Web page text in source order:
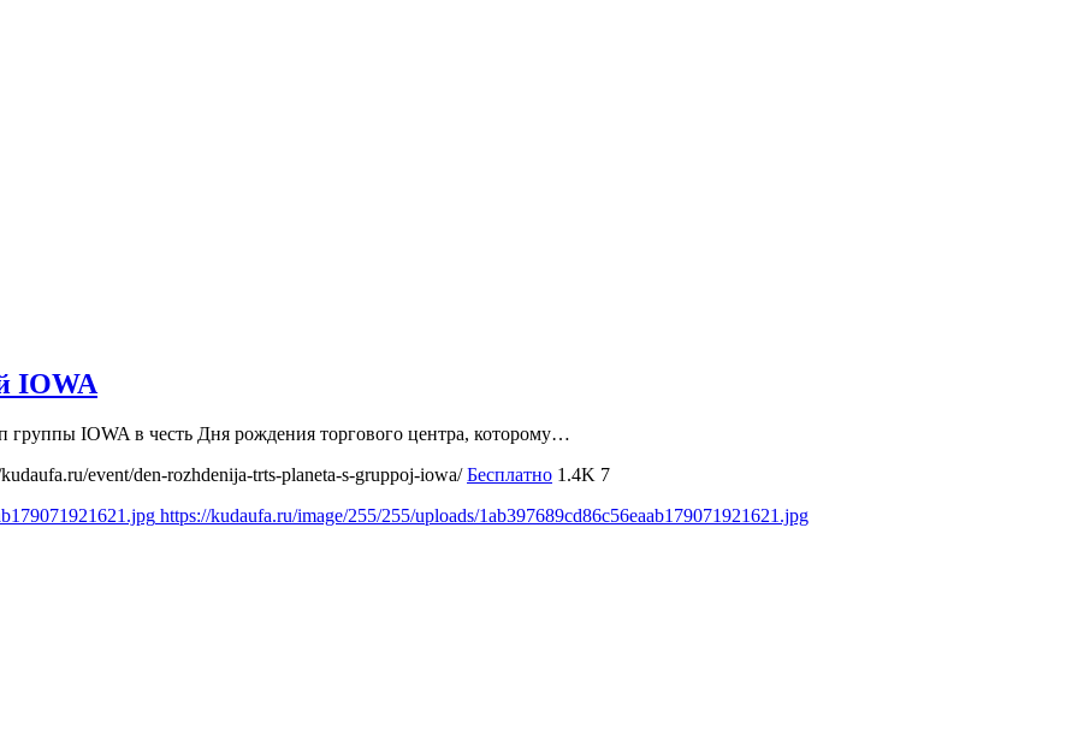
IOWA
группы IOWA в честь Дня рождения торгового центра, которому…
event/den-rozhdenija-trts-planeta-s-gruppoj-iowa/ Бесплатно 1.4K 7
https://kudaufa.ru/image/255/255/uploads/1ab397689cd86c56eaab179071921621.jpg